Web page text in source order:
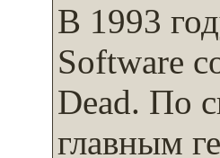
В 1993
Software
Dead. По
главным